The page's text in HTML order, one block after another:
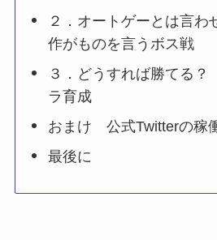
２．オートゲーとは言
作がものを言うボス戦
３．どうすれば勝てる
ラ育成
おまけ 公式Twitterの稼
最後に